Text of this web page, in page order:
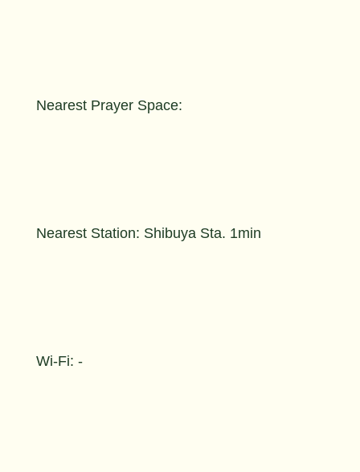
Nearest Station: Shibuya Sta. 1min
Nearest Prayer Space:
Wi-Fi: -